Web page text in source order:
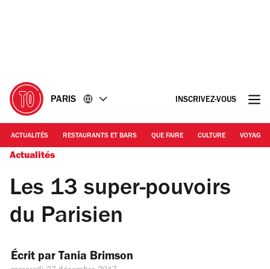
PARIS INSCRIVEZ-VOUS
ACTUALITÉS RESTAURANTS ET BARS QUE FAIRE CULTURE VOYAGE
Actualités
Les 13 super-pouvoirs
du Parisien
Écrit par Tania Brimson